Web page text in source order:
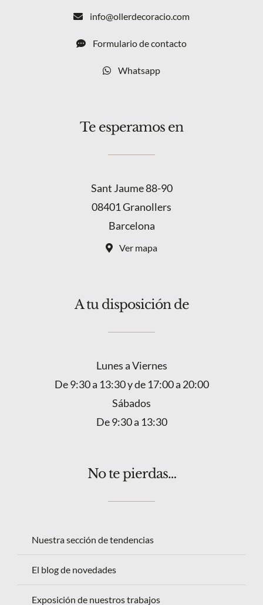
info@ollerdecoracio.com
Formulario de contacto
Whatsapp
Te esperamos en
Sant Jaume 88-90
08401 Granollers
Barcelona
Ver mapa
A tu disposición de
Lunes a Viernes
De 9:30 a 13:30 y de 17:00 a 20:00
Sábados
De 9:30 a 13:30
No te pierdas…
Nuestra sección de tendencias
El blog de novedades
Exposición de nuestros trabajos